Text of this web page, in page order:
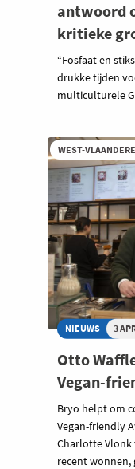
antwoord
kritieke
“Fosfaat en
drukke tijden
multiculturele
WEST-
NIEUWS 3
Otto
Vegan-
Bryo helpt om
Vegan-friendly
Charlotte Vlonk
recent wonnen,